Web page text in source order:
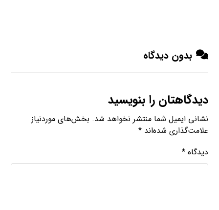
بدون دیدگاه
دیدگاهتان را بنویسید
نشانی ایمیل شما منتشر نخواهد شد. بخش‌های موردنیاز
علامت‌گذاری شده‌اند*
دیدگاه*